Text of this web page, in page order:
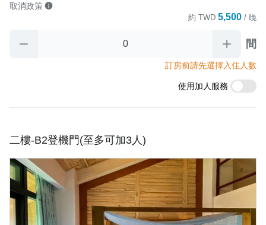
取消政策
約 TWD 5,500 / 晚
間
訂房前請先選擇入住人數
使用加人服務
二樓-B2登機門(至多可加3人)